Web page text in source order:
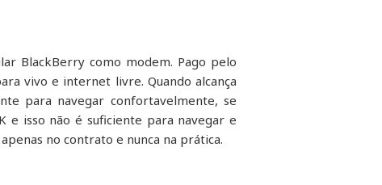
BlackBerry como modem. Pago pelo
vivo e internet livre. Quando alcança
para navegar confortavelmente, se
e isso não é suficiente para navegar e
no contrato e nunca na prática.